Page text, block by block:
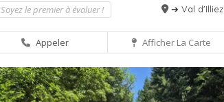
Soyez le premier à évaluer ! ➔ Val d'Illiez
Appeler Afficher La Carte